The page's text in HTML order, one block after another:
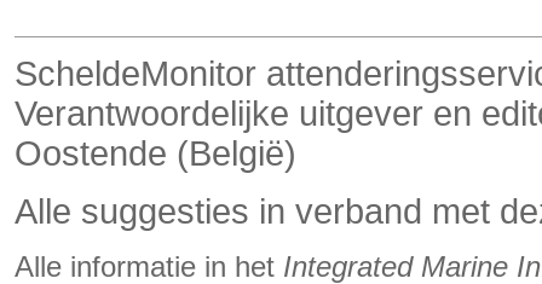
ScheldeMonitor
Verantwoordelijke uitgever en
Oostende (België)
Alle suggesties in verband met
Alle informatie in het Integrated Marine